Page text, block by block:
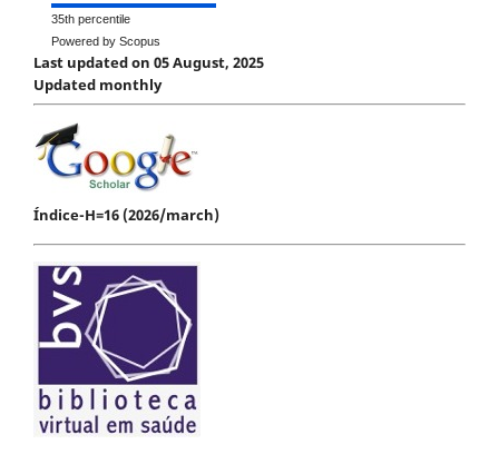
35th percentile
Powered by Scopus
Last updated on 05 August, 2025
Updated monthly
Índice-H=16 (2026/march)